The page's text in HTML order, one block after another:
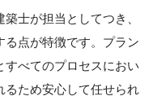
士が担当としてつき、
点が特徴です。プラン
すべてのプロセスにおい
るため安心して任せられ